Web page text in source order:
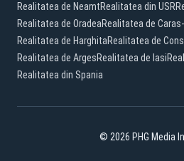
Realitatea de NeamtRealitatea din USR
Realitatea de OradeaRealitatea de
Realitatea de HarghitaRealitatea de
Realitatea de ArgesRealitatea de Iasi
Realitatea din Spania
© 2026 PHG Media